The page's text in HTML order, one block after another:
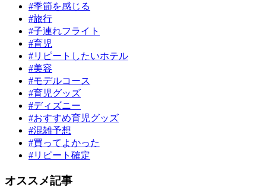
#季節を感じる
#旅行
#子連れフライト
#育児
#リピートしたいホテル
#美容
#モデルコース
#育児グッズ
#ディズニー
#おすすめ育児グッズ
#混雑予想
#買ってよかった
#リピート確定
オススメ記事